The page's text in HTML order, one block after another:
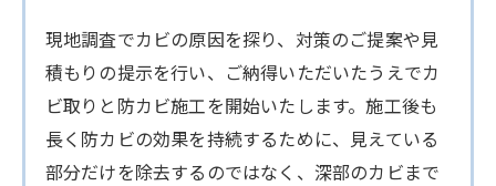
現地調査でカビの原因を探り、対策のご提案や見
積もりの提示を行い、ご納得いただいたうえでカ
ビ取りと防カビ施工を開始いたします。施工後も
長く防カビの効果を持続するために、見えている
部分だけを除去するのではなく、深部のカビまで